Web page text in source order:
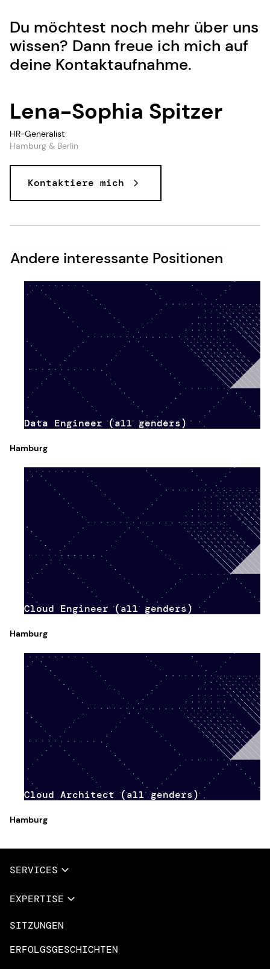
Du möchtest noch mehr über uns
wissen? Dann freue ich mich auf
deine Kontaktaufnahme.
Lena-Sophia Spitzer
HR-Generalist
Hamburg & Berlin
Kontaktiere mich
Andere interessante Positionen
Data Engineer (all genders)
Hamburg
Cloud Engineer (all genders)
Hamburg
Cloud Architect (all genders)
Hamburg
SERVICES
Vollständige Dienstleistungen
EXPERTISE
Übersicht
Microsoft Azure
SITZUNGEN
ERFOLGSGESCHICHTEN